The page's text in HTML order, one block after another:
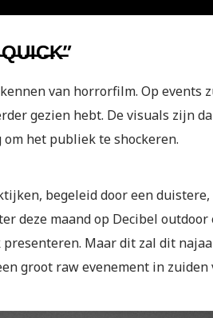
van horrorfilm. Op events
gezien hebt. De visuals zijn
het publiek te shockeren.
begeleid door een
deze maand op Decibel
Maar dit zal dit
groot raw evenement in zuiden